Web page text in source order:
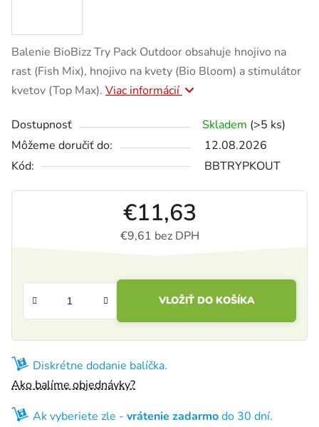
Balenie BioBizz Try Pack Outdoor obsahuje hnojivo na
rast (Fish Mix), hnojivo na kvety (Bio Bloom) a stimulátor
kvetov (Top Max). Viac informácií
Dostupnosť Skladem (>5 ks)
Môžeme doručiť do:
12.08.2026
Kód:
BBTRYPKOUT
€11,63
€9,61 bez DPH
VLOŽIŤ DO KOŠÍKA
Diskrétne dodanie balíčka.
Ako balíme objednávky?
Ak vyberiete zle - vrátenie zadarmodo 30 dní.